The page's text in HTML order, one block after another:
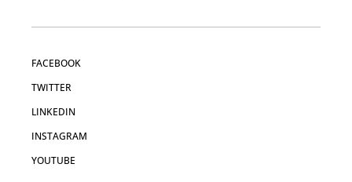
FACEBOOK
TWITTER
LINKEDIN
INSTAGRAM
YOUTUBE